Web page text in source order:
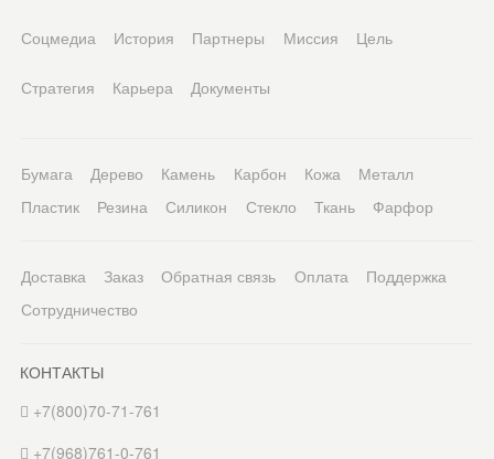
Соцмедиа История Партнеры Миссия Цель
Стратегия Карьера Документы
Бумага Дерево Камень Карбон Кожа
Металл
Пластик
Резина Силикон Стекло Ткань Фарфор
Доставка Заказ Обратная связь Оплата
Поддержка
Сотрудничество
КОНТАКТЫ
+7(800)70-71-761
+7(968)761-0-761